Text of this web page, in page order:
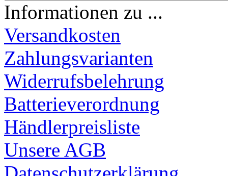
Informationen zu ...
Versandkosten
Zahlungsvarianten
Widerrufsbelehrung
Batterieverordnung
Händlerpreisliste
Unsere AGB